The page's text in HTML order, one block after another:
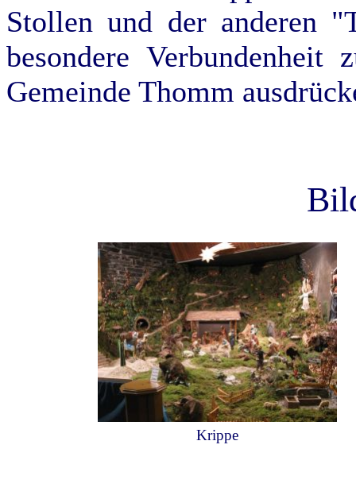
Stollen und der anderen
besondere Verbundenheit
Gemeinde Thomm
Krippe